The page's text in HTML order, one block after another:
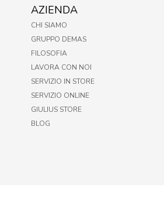
AZIENDA
CHI SIAMO
GRUPPO DEMAS
FILOSOFIA
LAVORA CON NOI
SERVIZIO IN STORE
SERVIZIO ONLINE
GIULIUS STORE
BLOG